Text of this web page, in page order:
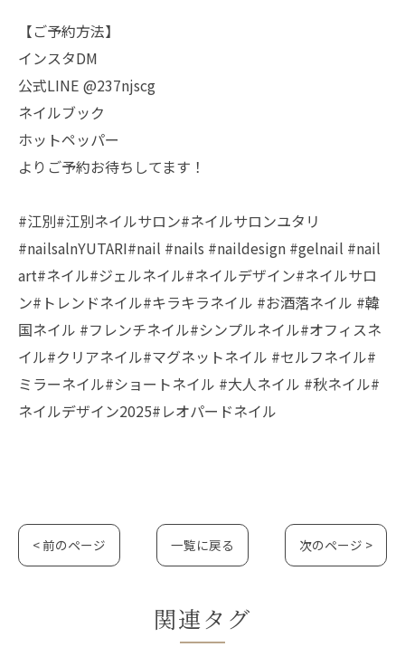
【ご予約方法】
インスタDM
公式LINE @237njscg
ネイルブック
ホットペッパー
よりご予約お待ちしてます！
#江別#江別ネイルサロン#ネイルサロンユタリ
#nailsalnYUTARI#nail #nails #naildesign #gelnail #nail
art#ネイル#ジェルネイル#ネイルデザイン#ネイルサロ
ン#トレンドネイル#キラキラネイル #お酒落ネイル #韓
国ネイル #フレンチネイル#シンプルネイル#オフィスネ
イル#クリアネイル#マグネットネイル #セルフネイル#
ミラーネイル#ショートネイル #大人ネイル #秋ネイル#
ネイルデザイン2025#レオパードネイル
< 前のページ 一覧に戻る 次のページ >
関連タグ